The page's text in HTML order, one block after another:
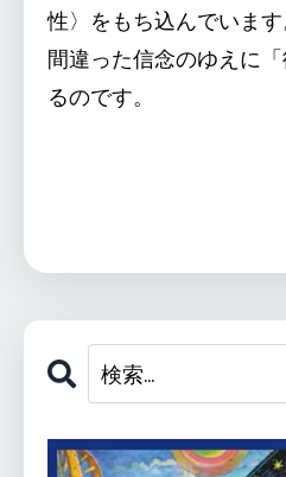
性〉をもち込んでいま
間違った信念のゆえに
るのです。